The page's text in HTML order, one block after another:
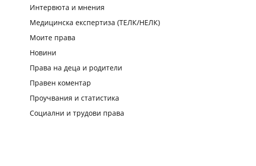
Интервюта и мнения
Медицинска експертиза (ТЕЛК/НЕЛК)
Моите права
Новини
Права на деца и родители
Правен коментар
Проучвания и статистика
Социални и трудови права